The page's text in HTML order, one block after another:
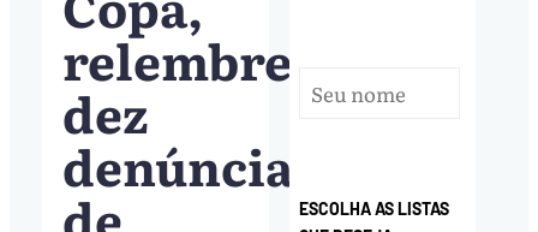
relembre
dez
denúncias
de
ESCOLHA AS LISTAS